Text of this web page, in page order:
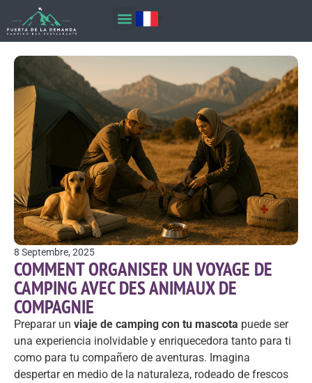
8 Septembre, 2025
COMMENT ORGANISER UN VOYAGE DE
CAMPING AVEC DES ANIMAUX DE
COMPAGNIE
Preparar un viaje de camping con tu mascota puede ser
una experiencia inolvidable y enriquecedora tanto para ti
como para tu compañero de aventuras. Imagina
despertar en medio de la naturaleza, rodeado de frescos